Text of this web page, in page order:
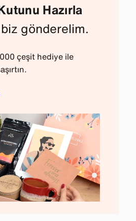
Hazırla
gönderelim.
çeşit hediye ile